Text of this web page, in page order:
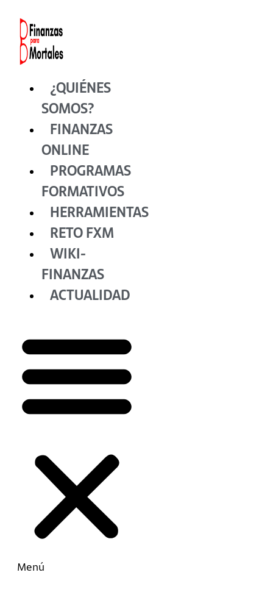
contenido
¿QUIÉNES
SOMOS?
FINANZAS
ONLINE
PROGRAMAS
FORMATIVOS
HERRAMIENTAS
RETO FXM
WIKI-
FINANZAS
ACTUALIDAD
Menú